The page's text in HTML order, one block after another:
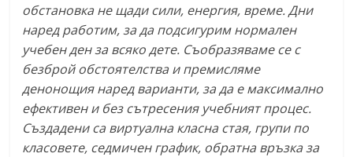
обстановка не щади сили, енергия, време. Дни
наред работим, за да подсигурим нормален
учебен ден за всяко дете. Съобразяваме се с
безброй обстоятелства и премисляме
денонощия наред варианти, за да е максимално
ефективен и без сътресения учебният процес.
Създадени са виртуална класна стая, групи по
класовете, седмичен график, обратна връзка за